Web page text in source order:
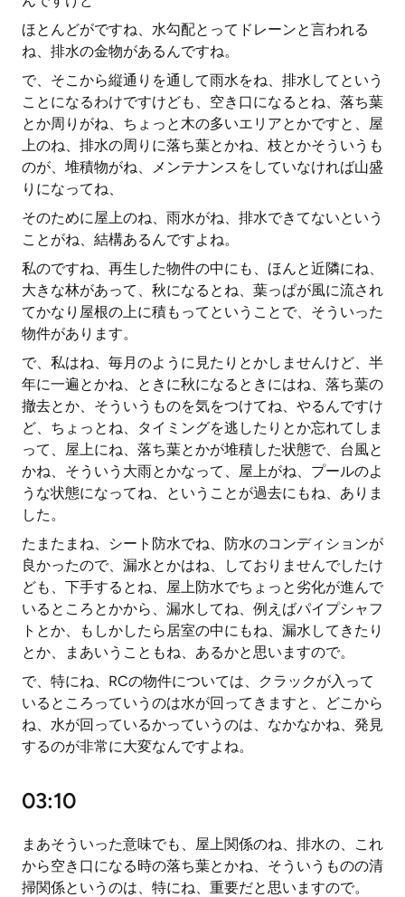
ほとんどがですね、水勾配とってドレーンと言われる
ね、排水の金物があるんですね。
で、そこから縦通りを通して雨水をね、排水してという
ことになるわけですけども、空き口になるとね、落ち葉
とか周りがね、ちょっと木の多いエリアとかですと、屋
上のね、排水の周りに落ち葉とかね、枝とかそういうも
のが、堆積物がね、メンテナンスをしていなければ山盛
りになってね、
そのために屋上のね、雨水がね、排水できてないという
ことがね、結構あるんですよね。
私のですね、再生した物件の中にも、ほんと近隣にね、
大きな林があって、秋になるとね、葉っぱが風に流され
てかなり屋根の上に積もってということで、そういった
物件があります。
で、私はね、毎月のように見たりとかしませんけど、半
年に一遍とかね、ときに秋になるときにはね、落ち葉の
撤去とか、そういうものを気をつけてね、やるんですけ
ど、ちょっとね、タイミングを逃したりとか忘れてしま
って、屋上にね、落ち葉とかが堆積した状態で、台風と
かね、そういう大雨とかなって、屋上がね、プールのよ
うな状態になってね、ということが過去にもね、ありま
した。
たまたまね、シート防水でね、防水のコンディションが
良かったので、漏水とかはね、しておりませんでしたけ
ども、下手するとね、屋上防水でちょっと劣化が進んで
いるところとかから、漏水してね、例えばパイプシャフ
トとか、もしかしたら居室の中にもね、漏水してきたり
とか、まあいうこともね、あるかと思いますので。
で、特にね、RCの物件については、クラックが入って
いるところっていうのは水が回ってきますと、どこから
ね、水が回っているかっていうのは、なかなかね、発見
するのが非常に大変なんですよね。
03:10
まあそういった意味でも、屋上関係のね、排水の、これ
から空き口になる時の落ち葉とかね、そういうものの清
掃関係というのは、特にね、重要だと思いますので。